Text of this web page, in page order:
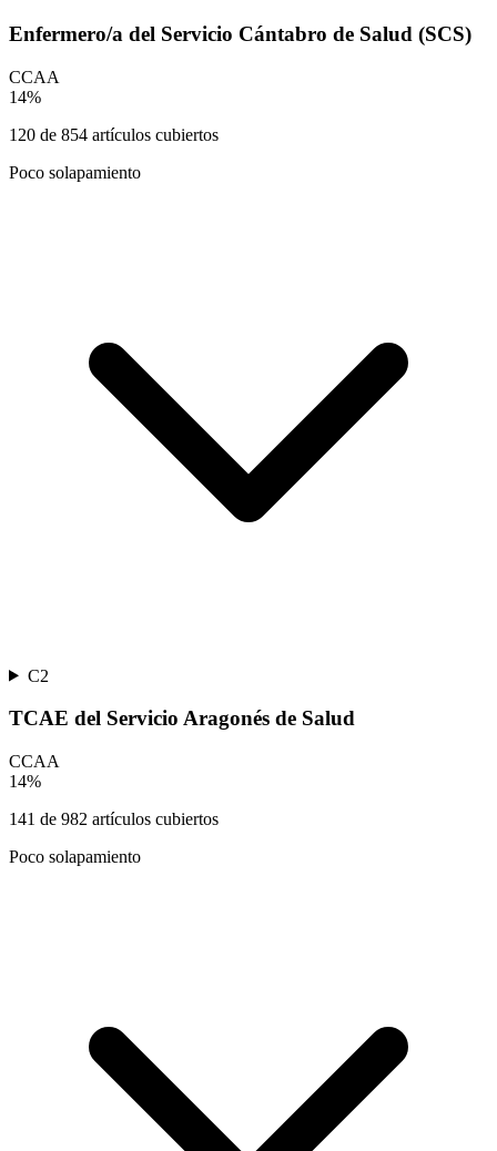
Enfermero/a del Servicio Cántabro de Salud (SCS)
CCAA
14%
120 de 854 artículos cubiertos
Poco solapamiento
C2
TCAE del Servicio Aragonés de Salud
CCAA
14%
141 de 982 artículos cubiertos
Poco solapamiento